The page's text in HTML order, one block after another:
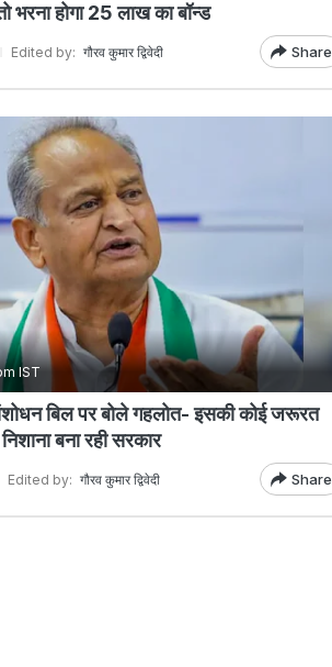
भरना होगा 25 लाख का बॉन्ड
Edited by: गौरव कुमार द्विवेदी Share
IST
बिल पर बोले गहलोत- इसकी कोई जरूरत
बना रही सरकार
Edited by: गौरव कुमार द्विवेदी Share